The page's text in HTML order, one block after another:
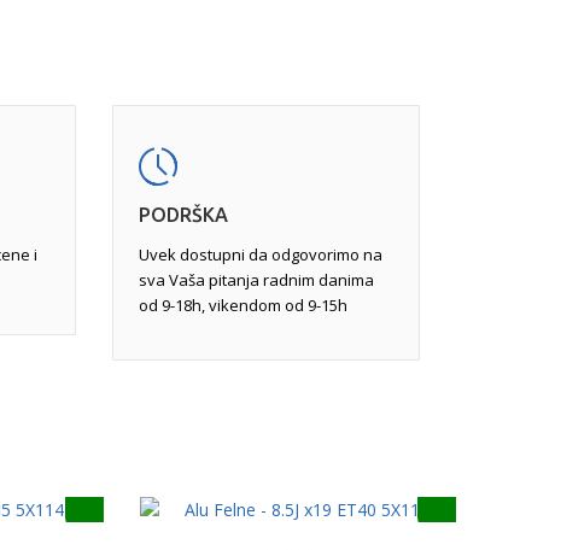
zavarivanjem tungsten inertnim gasom
i
PODRŠKA
Uvek dostupni da odgovorimo na
sva Vaša pitanja radnim danima
od 9-18h, vikendom od 9-15h